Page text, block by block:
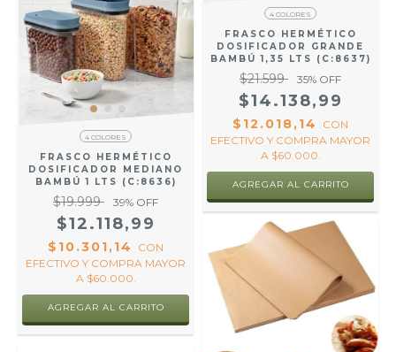
4 COLORES
FRASCO HERMÉTICO
DOSIFICADOR MEDIANO
BAMBÚ 1 LTS (C:8636)
$19.999 39% OFF
$12.118,99
$10.301,14
CON
EFECTIVO Y COMPRA MAYOR
A $60.000.
AGREGAR AL CARRITO
4 COLORES
FRASCO HERMÉTICO
DOSIFICADOR GRANDE
BAMBÚ 1,35 LTS (C:8637)
$21.599 35% OFF
$14.138,99
$12.018,14
CON
EFECTIVO Y COMPRA MAYOR
A $60.000.
AGREGAR AL CARRITO